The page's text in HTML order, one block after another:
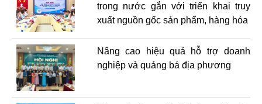
trong nước gắn với triển khai truy
xuất nguồn gốc sản phẩm, hàng hóa
Nâng cao hiệu quả hỗ trợ doanh
nghiệp và quảng bá địa phương